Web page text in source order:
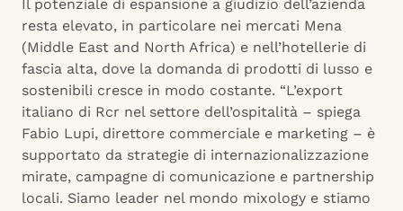
Il potenziale di espansione a giudizio dell’azienda
resta elevato, in particolare nei mercati Mena
(Middle East and North Africa) e nell’hotellerie di
fascia alta, dove la domanda di prodotti di lusso e
sostenibili cresce in modo costante. “L’export
italiano di Rcr nel settore dell’ospitalità – spiega
Fabio Lupi, direttore commerciale e marketing – è
supportato da strategie di internazionalizzazione
mirate, campagne di comunicazione e partnership
locali. Siamo leader nel mondo mixology e stiamo